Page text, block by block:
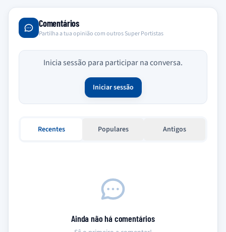
Comentários
Partilha a tua opinião com outros Super Portistas
Inicia sessão para participar na conversa.
Iniciar sessão
Recentes Populares Antigos
Ainda não há comentários